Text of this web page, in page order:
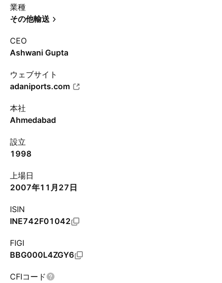
業種
その他輸送
CEO
Ashwani Gupta
ウェブサイト
adaniports.com
本社
Ahmedabad
設立
1998
上場日
2007年11月27日
ISIN
INE742F01042
FIGI
BBG000L4ZGY6
CFIコード